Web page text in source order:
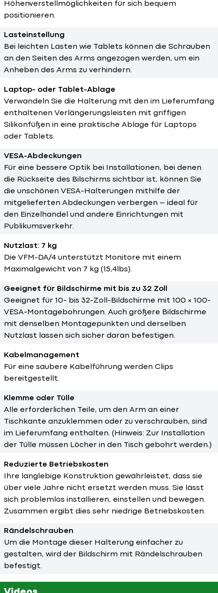
Höhenverstellmöglichkeiten für sich bequem
positionieren.
Lasteinstellung
Bei leichten Lasten wie Tablets können die Schrauben
an den Seiten des Arms angezogen werden, um ein
Anheben des Arms zu verhindern.
Laptop- oder Tablet-Ablage
Verwandeln Sie die Halterung mit den im Lieferumfang
enthaltenen Verlängerungsleisten mit griffigen
Silikonfüßen in eine praktische Ablage für Laptops
oder Tablets.
VESA-Abdeckungen
Für eine bessere Optik bei Installationen, bei denen
die Rückseite des Bilschirms sichtbar ist, können Sie
die unschönen VESA-Halterungen mithilfe der
mitgelieferten Abdeckungen verbergen – ideal für
den Einzelhandel und andere Einrichtungen mit
Publikumsverkehr.
Nutzlast: 7 kg
Die VFM-DA/4 unterstützt Monitore mit einem
Maximalgewicht von 7 kg (15,4lbs).
Geeignet für Bildschirme mit bis zu 32 Zoll
Geeignet für 10- bis 32-Zoll-Bildschirme mit 100 × 100-
VESA-Montagebohrungen. Auch größere Bildschirme
mit denselben Montagepunkten und derselben
Nutzlast lassen sich sicher daran befestigen.
Kabelmanagement
Für eine saubere Kabelführung werden Clips
bereitgestellt.
Klemme oder Tülle
Alle erforderlichen Teile, um den Arm an einer
Tischkante anzuklemmen oder zu verschrauben, sind
im Lieferumfang enthalten. (Hinweis: Zur Installation
der Tülle müssen Löcher in den Tisch gebohrt werden.)
Reduzierte Betriebskosten
Ihre langlebige Konstruktion gewährleistet, dass sie
über viele Jahre nicht ersetzt werden muss. Sie lässt
sich problemlos installieren, einstellen und bewegen.
Zusammen ergibt dies sehr niedrige Betriebskosten.
Rändelschrauben
Um die Montage dieser Halterung einfacher zu
gestalten, wird der Bildschirm mit Rändelschrauben
befestigt.